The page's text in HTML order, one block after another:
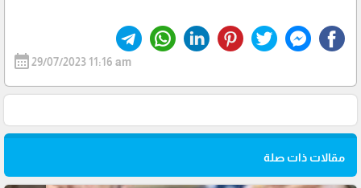
calendar_month29/07/2023 11:16 am
مقالات ذات صلة